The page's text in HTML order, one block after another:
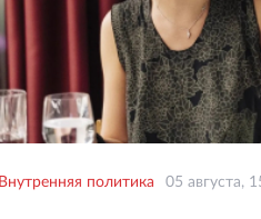
Внутренняя политика 05 августа,